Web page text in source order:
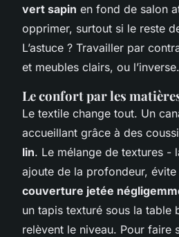
vert sapin en fond de salon
opprimer, surtout si le reste
L’astuce ? Travailler par
et meubles clairs, ou l’inverse.
Le confort par les
Le textile change tout. Un
accueillant grâce à des
lin. Le mélange de textures -
ajoute de la profondeur, évite
couverture jetée
un tapis texturé sous la table
relèvent le niveau. Pour faire